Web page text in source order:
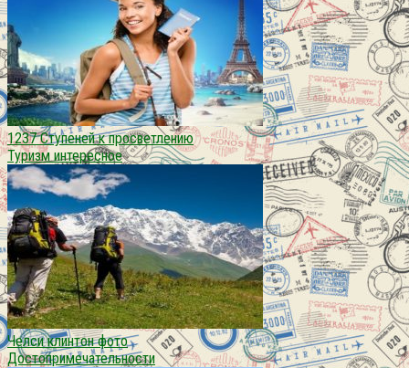
1237 Ступеней к просветлению
Туризм интересное
Челси клинтон фото
Достопримечательности